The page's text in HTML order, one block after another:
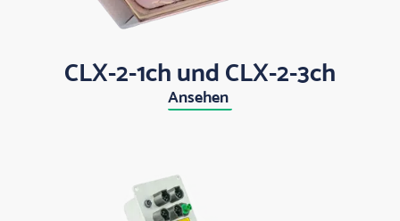
CLX-2-1ch und CLX-2-3ch
Ansehen